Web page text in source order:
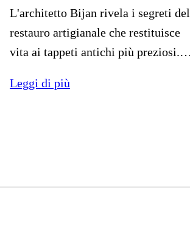
L'architetto Bijan rivela i segreti del
restauro artigianale che restituisce
vita ai tappeti antichi più preziosi.…
Leggi di più